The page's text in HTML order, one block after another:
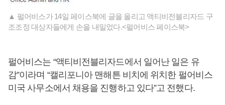
▲ 펄어비스가 14일 페이스북에 글을 올리고 액티비전블리자드 구
조조정 대상자들에게 손을 내밀었다.<펄어비스 페이스북>
펄어비스는 “액티비전블리자드에서 일어난 일은 유
감”이라며 “캘리포니아 맨해튼 비치에 위치한 펄어비스
미국 사무소에서 채용을 진행하고 있다”고 전했다.